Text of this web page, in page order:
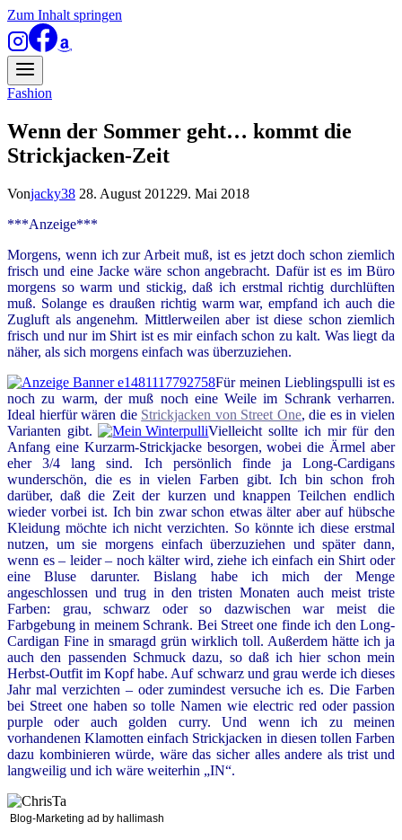
Zum Inhalt springen
Fashion
Wenn der Sommer geht… kommt die
Strickjacken-Zeit
Vonjacky38 28. August 201229. Mai 2018
***Anzeige***
Morgens, wenn ich zur Arbeit muß, ist es jetzt doch schon ziemlich
frisch und eine Jacke wäre schon angebracht. Dafür ist es im Büro
morgens so warm und stickig, daß ich erstmal richtig durchlüften
muß. Solange es draußen richtig warm war, empfand ich auch die
Zugluft als angenehm. Mittlerweilen aber ist diese schon ziemlich
frisch und nur im Shirt ist es mir einfach schon zu kalt. Was liegt da
näher, als sich morgens einfach was überzuziehen.
Für meinen Lieblingspulli ist es
noch zu warm, der muß noch eine Weile im Schrank verharren.
Ideal hierfür wären die Strickjacken von Street One, die es in vielen
Varianten gibt.
Vielleicht sollte ich mir für den
Anfang eine Kurzarm-Strickjacke besorgen, wobei die Ärmel aber
eher 3/4 lang sind. Ich persönlich finde ja Long-Cardigans
wunderschön, die es in vielen Farben gibt. Ich bin schon froh
darüber, daß die Zeit der kurzen und knappen Teilchen endlich
wieder vorbei ist. Ich bin zwar schon etwas älter aber auf hübsche
Kleidung möchte ich nicht verzichten. So könnte ich diese erstmal
nutzen, um sie morgens einfach überzuziehen und später dann,
wenn es – leider – noch kälter wird, ziehe ich einfach ein Shirt oder
eine Bluse darunter. Bislang habe ich mich der Menge
angeschlossen und trug in den tristen Monaten auch meist triste
Farben: grau, schwarz oder so dazwischen war meist die
Farbgebung in meinem Schrank. Bei Street one finde ich den Long-
Cardigan Fine in smaragd grün wirklich toll. Außerdem hätte ich ja
auch den passenden Schmuck dazu, so daß ich hier schon mein
Herbst-Outfit im Kopf habe. Auf schwarz und grau werde ich dieses
Jahr mal verzichten – oder zumindest versuche ich es. Die Farben
bei Street one haben so tolle Namen wie electric red oder passion
purple oder auch golden curry. Und wenn ich zu meinen
vorhandenen Klamotten einfach Strickjacken in diesen tollen Farben
dazu kombinieren würde, wäre das sicher alles andere als trist und
langweilig und ich wäre weiterhin „IN“.
Blog-Marketing ad by hallimash